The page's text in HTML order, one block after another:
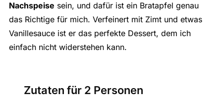
Nachspeise sein, und dafür ist ein Bratapfel genau
das Richtige für mich. Verfeinert mit Zimt und etwas
Vanillesauce ist er das perfekte Dessert, dem ich
einfach nicht widerstehen kann.
Zutaten für 2 Personen